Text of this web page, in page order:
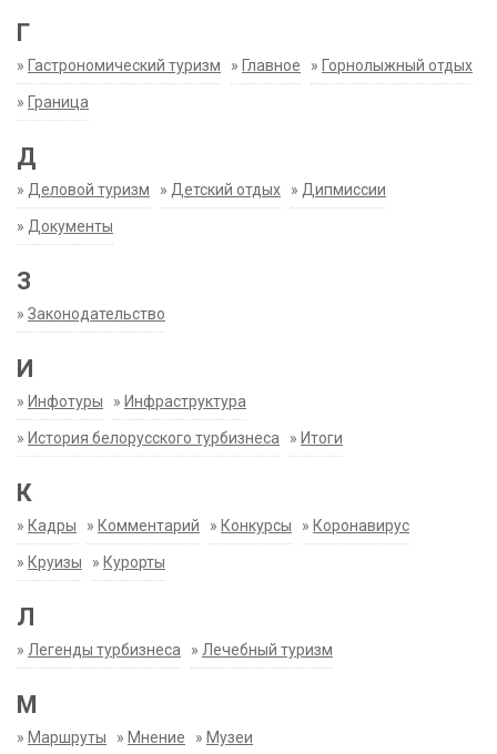
Г
» Гастрономический туризм » Главное » Горнолыжный отдых
» Граница
Д
» Деловой туризм » Детский отдых » Дипмиссии
» Документы
З
» Законодательство
И
» Инфотуры » Инфраструктура
» История белорусского турбизнеса » Итоги
К
» Кадры » Комментарий » Конкурсы » Коронавирус
» Круизы » Курорты
Л
» Легенды турбизнеса » Лечебный туризм
М
» Маршруты » Мнение » Музеи